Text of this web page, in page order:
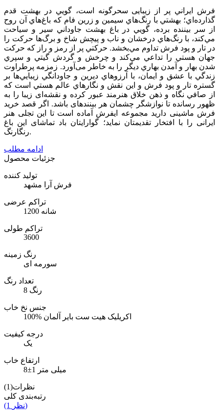
فرش ايراني پر از زيبایی سحرگونه است، گويي در بهشت قدم
گذارده‌اي؛ بهشتي با رنگ‌هاي سيمين و زرين فام كه باغ‌هاي آن روح
از سر بيننده برده، ‌گويي در باغ بهشت جاوداني سير و سياحت
مي‌كند، با رنگ‌هاي درخشان و ناب و پیچش شاخ و برگ‌ها حركت را
در تار و پود فرش تداوم مي‌بخشد. حركتي پر از رمز و راز كه حركت
جهان هستي را تداعي مي‌كند و چرخش و گردش گيتي و سپري
شدن بهار و آمدن بهاري ديگر را به خاطر می‌آورد. زمزمه پرطراوت
زندگي با عشق و ايمان، با آرزوهاي ديرين و جاودانگي زيبايي‌ها بر
گستره تار و پود فرش و اين نقش و نگارهاي عالم هستي است كه
از صافي نگاه و ذهن خلاق هنرمند عبور كرده و نقشه‌ای زیبا را به
ظهور رسانده تا نوازشگر چشمان هر بیننده­ای باشد. اگر قصد خرید
فرش ماشینی دارید مجموعه ایفرش آماده است تا این تجلی هنر
ایرانی را با افتخارتقدیمتان نماید؛ گوارایتان باد تماشای این باغ
رنگارنگ.
ادامه مطلب
جزئیات محصول
تولید کننده
فرش آرا مشهد
تراکم عرضی
1200 شانه
تراکم طولی
3600
رنگ زمینه
سورمه ای
تعداد رنگ
8 رنگ
جنس نخ خاب
100% اکریلیک هیت ست بایر آلمان
درجه کیفیت
یک
ارتفاع خاب
8±1 میلی متر
نظرات(1)
رتبه‌بندی کلی
(1 نظر)